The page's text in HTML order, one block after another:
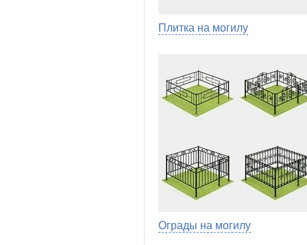
Плитка на могилу
Ограды на могилу